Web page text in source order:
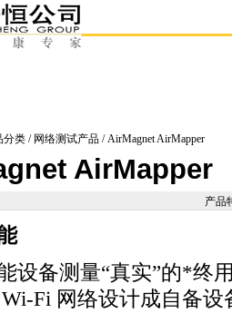
分类 / 网络测试产品 / AirMagnet AirMapper
AirMapper
产品
设备测量“真实”的*终
Fi 网络设计成自备设